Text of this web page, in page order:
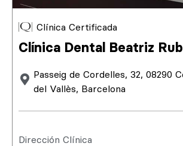
Clínica Certificada
Clínica Dental Beatriz
Passeig de Cordelles, 32, 08290
del Vallès, Barcelona
Dirección Clínica